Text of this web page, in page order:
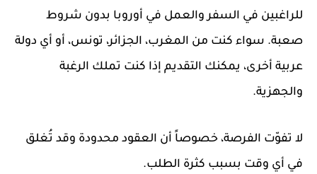
للراغبين في السفر والعمل في أوروبا بدون شروط
صعبة. سواء كنت من المغرب، الجزائر، تونس، أو أي دولة
عربية أخرى، يمكنك التقديم إذا كنت تملك الرغبة
والجهزية.
لا تفوّت الفرصة، خصوصاً أن العقود محدودة وقد تُغلق
في أي وقت بسبب كثرة الطلب.